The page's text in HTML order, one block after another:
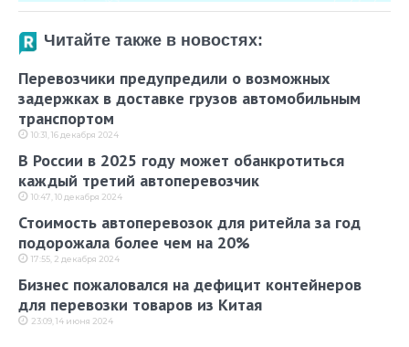
Читайте также в новостях:
Перевозчики предупредили о возможных
задержках в доставке грузов автомобильным
транспортом
10:31, 16 декабря 2024
В России в 2025 году может обанкротиться
каждый третий автоперевозчик
10:47, 10 декабря 2024
Стоимость автоперевозок для ритейла за год
подорожала более чем на 20%
17:55, 2 декабря 2024
Бизнес пожаловался на дефицит контейнеров
для перевозки товаров из Китая
23:09, 14 июня 2024